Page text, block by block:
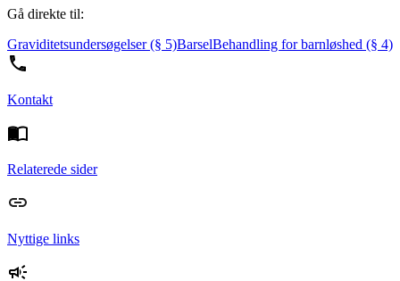
Gå direkte til:
Graviditetsundersøgelser (§ 5)BarselBehandling for barnløshed (§ 4)
Kontakt
Relaterede sider
Nyttige links